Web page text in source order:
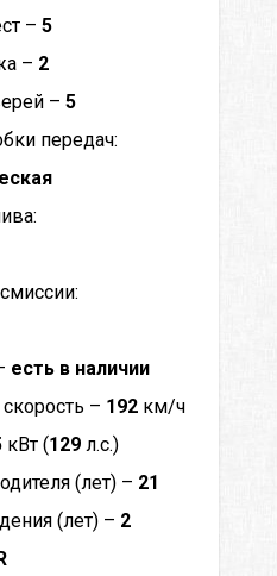
– 5
– 2
– 5
передач:
есть в наличии
– 192 км/ч
кВт (129 л.с.)
(лет) – 21
(лет) – 2